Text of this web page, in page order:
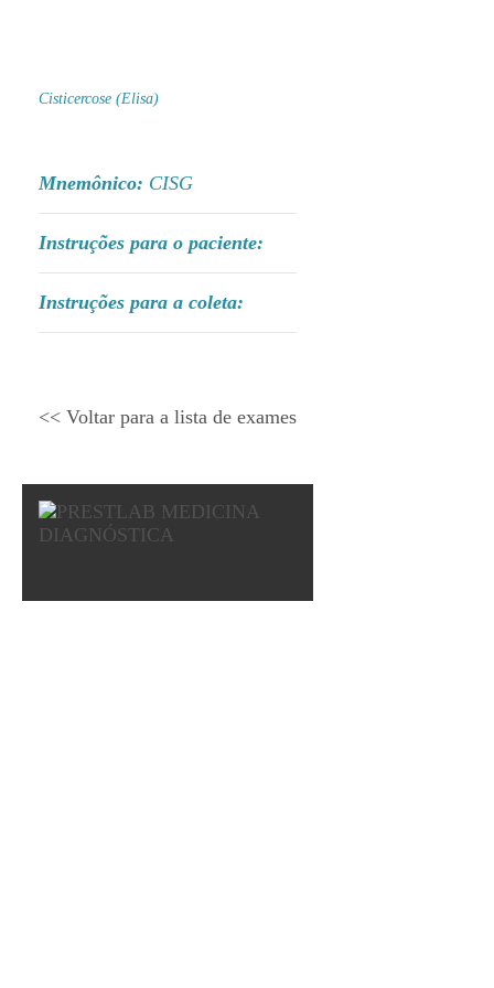
Cisticercose (Elisa)
Mnemônico: CISG
Instruções para o paciente:
Instruções para a coleta:
<< Voltar para a lista de exames